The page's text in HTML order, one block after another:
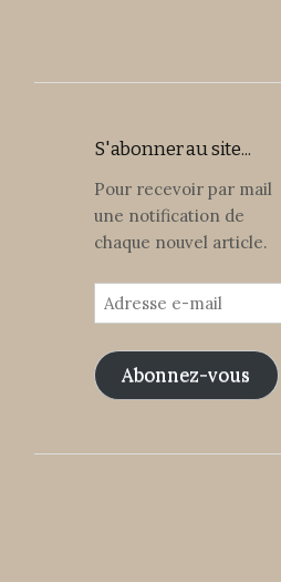
S'abonner au site...
Pour recevoir par mail
une notification de
chaque nouvel article.
Adresse
e-
mail
Abonnez-vous